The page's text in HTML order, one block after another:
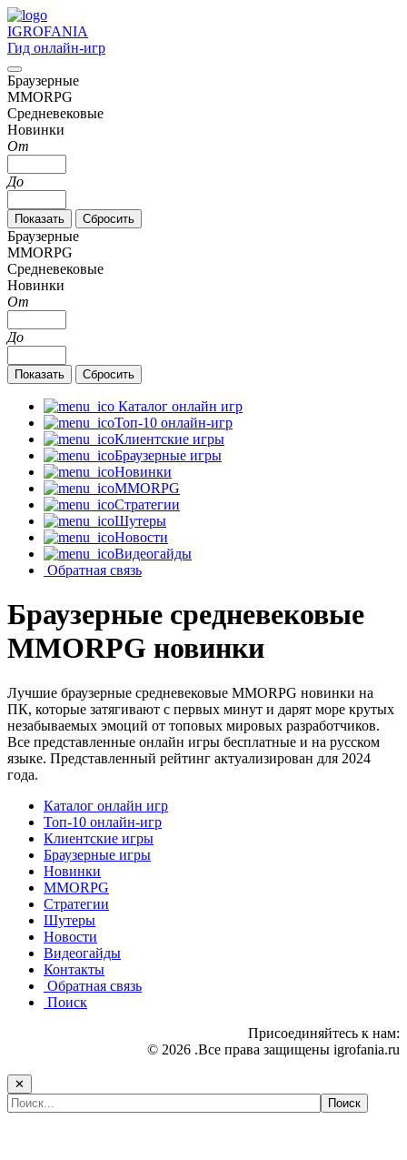
IGROFANIA
Гид онлайн-игр
Браузерные
MMORPG
Средневековые
Новинки
От
До
Браузерные
MMORPG
Средневековые
Новинки
От
До
Каталог онлайн игр
Топ-10 онлайн-игр
Клиентские игры
Браузерные игры
Новинки
MMORPG
Стратегии
Шутеры
Новости
Видеогайды
Обратная связь
Браузерные средневековые
MMORPG новинки
Лучшие браузерные средневековые MMORPG новинки на
ПК, которые затягивают с первых минут и дарят море крутых
незабываемых эмоций от топовых мировых разработчиков.
Все представленные онлайн игры бесплатные и на русском
языке. Представленный рейтинг актуализирован для 2024
года.
Каталог онлайн игр
Топ-10 онлайн-игр
Клиентские игры
Браузерные игры
Новинки
MMORPG
Стратегии
Шутеры
Новости
Видеогайды
Контакты
Обратная связь
Поиск
Присоединяйтесь к нам:
© 2026 .Все права защищены igrofania.ru
✕